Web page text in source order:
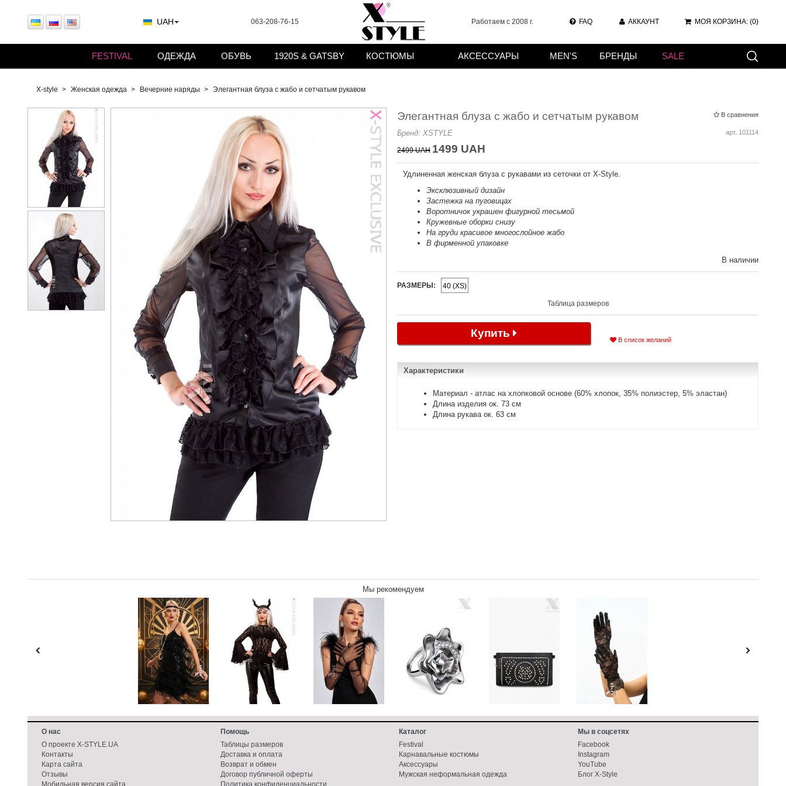
UAH 063-208-76-15 Работаем с 2008 г. FAQ АККАУНТ МОЯ КОРЗИНА: (0)
X-style Женская одежда Вечерние наряды Элегантная блуза с жабо и сетчатым рукавом
В сравнения
Элегантная блуза с жабо и сетчатым рукавом
арт. 101114
Бренд: XSTYLE
2499 UAH 1499 UAH
Удлиненная женская блуза с рукавами из сеточки от X-Style.
Эксклюзивный дизайн
Застежка на пуговицах
Воротничок украшен фигурной тесьмой
Кружевные оборки снизу
На груди красивое многослойное жабо
В фирменной упаковке
В наличии
РАЗМЕРЫ: 40 (XS)
Таблица размеров
Купить
В список желаний
Характеристики
Материал - атлас на хлопковой основе (60% хлопок, 35% полиэстер, 5% эластан)
Длина изделия ок. 73 см
Длина рукава ок. 63 см
Мы рекомендуем
FESTIVAL ОДЕЖДА ОБУВЬ 1920S & GATSBY КОСТЮМЫ АКСЕССУАРЫ MEN'S БРЕНДЫ SALE
О нас
О проекте X-STYLE.UA
Контакты
Карта сайта
Отзывы
Мобильная версия сайта
Помощь
Таблицы размеров
Доставка и оплата
Возврат и обмен
Договор публичной оферты
Политика конфиденциальности
Каталог
Festival
Карнавальные костюмы
Аксессуары
Мужская неформальная одежда
Мы в соцсетях
Facebook
Instagram
YouTube
Блог X-Style